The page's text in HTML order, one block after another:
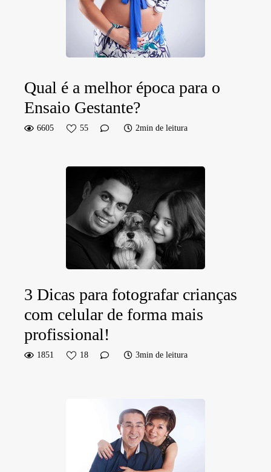
Qual é a melhor época para o
Ensaio Gestante?
6605 55 2min de leitura
3 Dicas para fotografar crianças
com celular de forma mais
profissional!
1851 18 3min de leitura